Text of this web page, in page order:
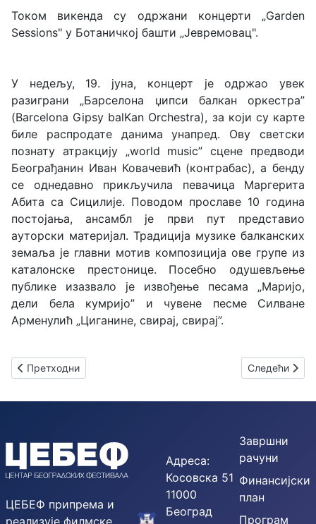
Током викенда су одржани концерти „Garden
Sessions" у Ботаничкој башти „Јевремовац".
У недељу, 19. јуна, концерт је одржао увек
разиграни „Барселона џипси балкан оркестра”
(Barcelona Gipsy balKan Orchestrа), за који су карте
биле распродате данима унапред. Ову светски
познату атракцију „world music” сцене предводи
Београђанин Иван Ковачевић (контрабас), а бенду
се однедавно прикључила певачица Маргерита
Абита са Сицилије. Поводом прославе 10 година
постојања, ансамбл је први пут представио
ауторски материјал. Традиција музике балканских
земаља је главни мотив композиција ове групе из
каталонске престонице. Посебно одушевљење
публике изазвало је извођење песама „Маријо,
дели бела кумријо” и чувене песме Силване
Арменулић „Циганине, свирај, свирај”.
Претходни чланак: МАКСИМ ВЕНГЕРОВ, виолина - СИМОН
Претходни Следећи
Следећи
ЦЕБЕФ припрема и
реализује филмске,
Адреса:
Косовска 51
11000
Београд
Завршни
рачуни
Финансијски
план
Програм